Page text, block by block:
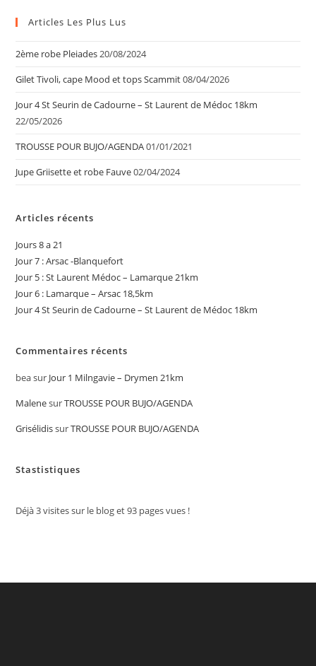
Articles Les Plus Lus
2ème robe Pleiades20/08/2024
Gilet Tivoli, cape Mood et tops Scammit08/04/2026
Jour 4 St Seurin de Cadourne – St Laurent de Médoc 18km
22/05/2026
TROUSSE POUR BUJO/AGENDA01/01/2021
Jupe Griisette et robe Fauve02/04/2024
Articles récents
Jours 8 a 21
Jour 7 : Arsac -Blanquefort
Jour 5 : St Laurent Médoc – Lamarque 21km
Jour 6 : Lamarque – Arsac 18,5km
Jour 4 St Seurin de Cadourne – St Laurent de Médoc 18km
Commentaires récents
beasur Jour 1 Milngavie – Drymen 21km
MalenesurTROUSSE POUR BUJO/AGENDA
GrisélidissurTROUSSE POUR BUJO/AGENDA
Stastistiques
Déjà3visites sur le blog et93 pages vues !